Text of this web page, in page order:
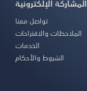
المشاركة الإلكترونية
تواصل معنا
الملاحظات والاقتراحات
الخدمات
الشروط والأحكام